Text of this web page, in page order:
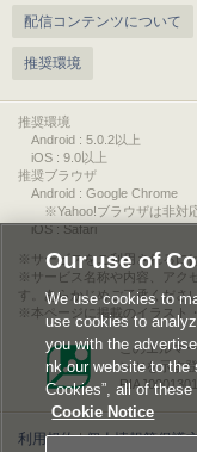
配信コンテンツについて
推奨環境
推奨環境
Android : 5.0.2以上
iOS : 9.0以上
推奨ブラウザ
Android : Google Chrome
※Yahoo!ブラウザは非対
iOS : Safari
サービスをご利用されるに
サービス名称や内容、アク
す。あらかじめご了承くださ
本ページに掲載のイラスト
このエルマ
ンツを示す
利用規約|個人情報等保護
Our use of
We use cookies to
use cookies to
you with the
nk our website to the
Cookies”, all of
Cookie Notice